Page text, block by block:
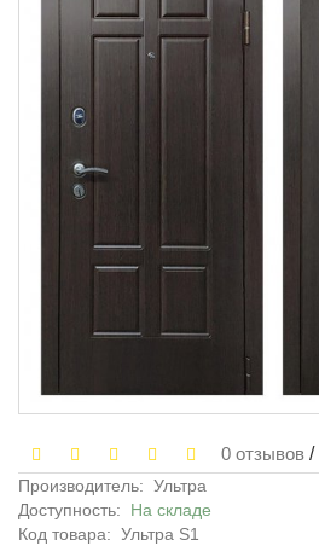
0 отзывов /
Производитель: Ультра
Доступность: На складе
Код товара: Ультра S1